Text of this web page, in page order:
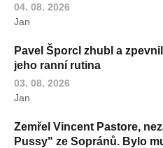
04. 08. 2026
Jan
Pavel Šporcl zhubl a
jeho ranní rutina
03. 08. 2026
Jan
Zemřel Vincent Pastore,
Pussy" ze Sopránů. Bylo